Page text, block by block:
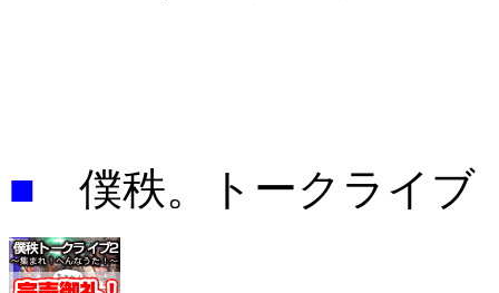
■ 僕秩。トークライブ